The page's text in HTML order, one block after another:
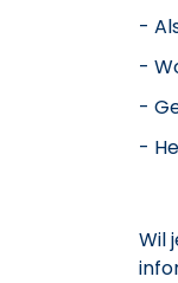
-
-
-
-
Wil